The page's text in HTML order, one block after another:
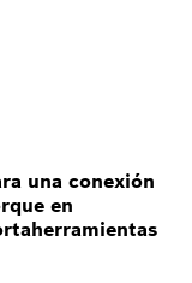
una conexión
en